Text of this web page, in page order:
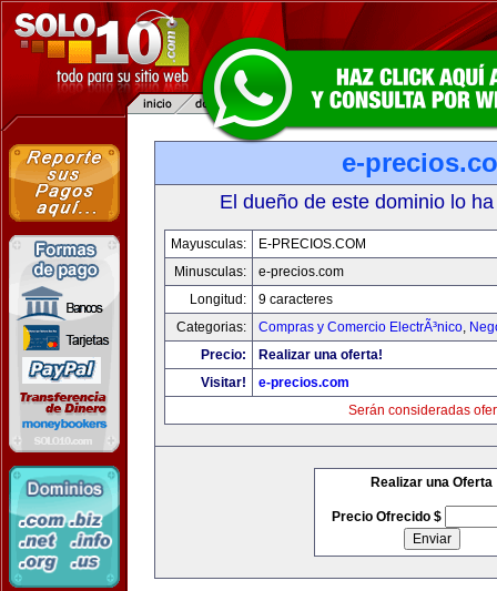
e-
El dueño de este dominio lo
Mayusculas:
E-PRECIOS.COM
Minusculas:
e-precios.com
Longitud:
9 caracteres
Categorias:
Compras y Comercio ElectrÃ³nico,
Precio:
Realizar una oferta!
Visitar!
e-precios.com
Serán consideradas
Realizar una Oferta
Precio Ofrecido $